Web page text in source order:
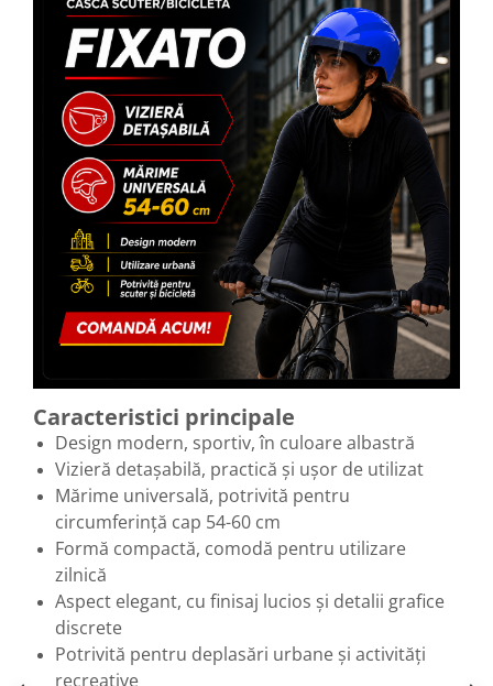
Caracteristici principale
Design modern, sportiv, în culoare albastră
Vizieră detașabilă, practică și ușor de utilizat
Mărime universală, potrivită pentru
circumferință cap 54-60 cm
Formă compactă, comodă pentru utilizare
zilnică
Aspect elegant, cu finisaj lucios și detalii grafice
discrete
Potrivită pentru deplasări urbane și activități
recreative